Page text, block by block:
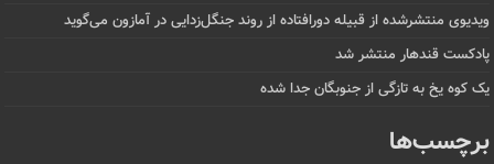
ویدیوی منتشرشده از قبیله دورافتاده‌ از روند جنگل‌زدایی در آمازون می‌گوید
پادکست قندهار منتشر شد
یک کوه یخ به تازگی از جنوبگان جدا شده
برچسب‌ها